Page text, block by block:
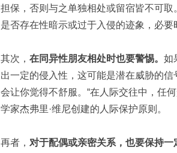
担保，否则与之单独相处或留宿皆不可
是否存在性暗示或过于入侵的迹象，必要
其次， 在同异性朋友相处时也要警惕。 如
出一定的侵入性，这可能是潜在威胁的
会让你觉得不舒服。“在人际交往中，任
学家杰弗里·维尼创建的人际保护原则。
再者， 对于配偶或亲密关系，也要保持一